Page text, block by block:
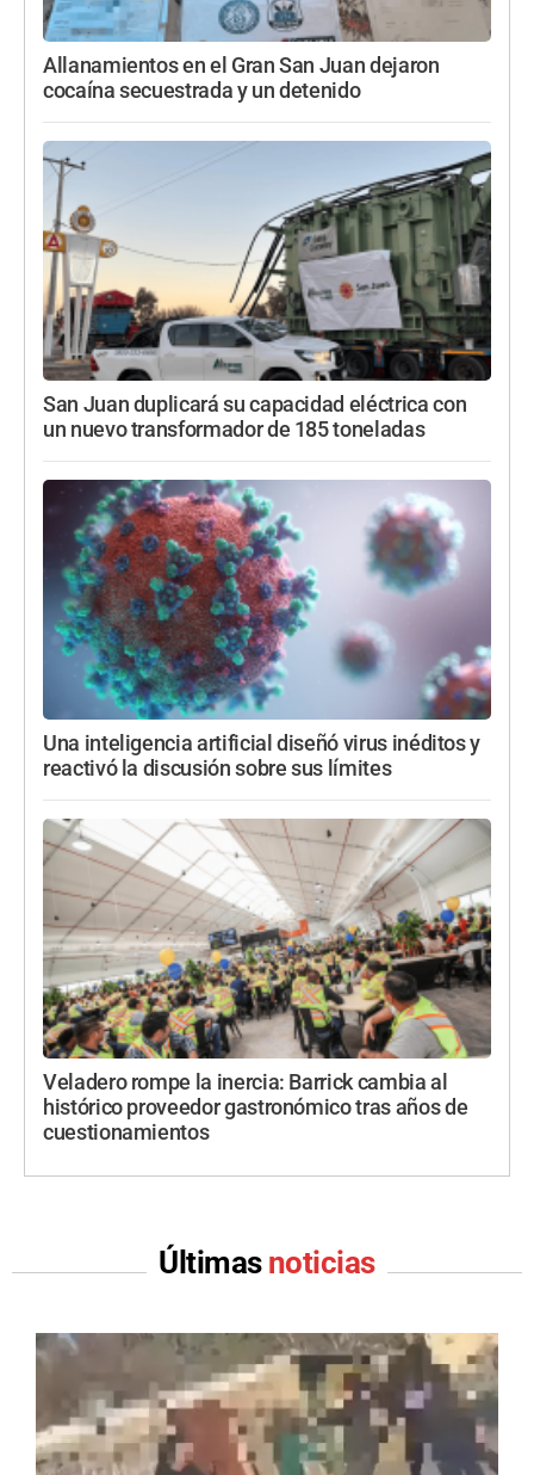
Allanamientos en el Gran San Juan dejaron
cocaína secuestrada y un detenido
San Juan duplicará su capacidad eléctrica con
un nuevo transformador de 185 toneladas
Una inteligencia artificial diseñó virus inéditos y
reactivó la discusión sobre sus límites
Veladero rompe la inercia: Barrick cambia al
histórico proveedor gastronómico tras años de
cuestionamientos
Últimas noticias